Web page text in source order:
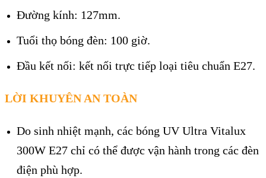
Đường kính: 127mm.
Tuổi thọ bóng đèn: 100 giờ.
Đầu kết nối: kết nối trực tiếp loại tiêu chuẩn E27.
LỜI KHUYÊN AN TOÀN
Do sinh nhiệt mạnh, các bóng UV Ultra Vitalux
300W E27 chỉ có thể được vận hành trong các đèn
điện phù hợp.